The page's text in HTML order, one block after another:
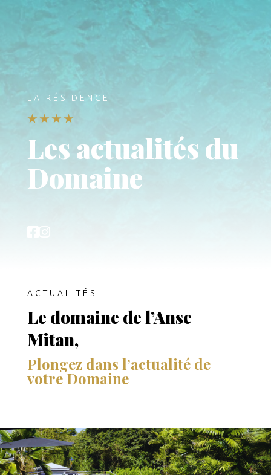
LA RÉSIDENCE
★★★★
Les actualités du
Domaine
 
ACTUALITÉS
Le domaine de l’Anse
Mitan,
Plongez dans l’actualité de
votre Domaine